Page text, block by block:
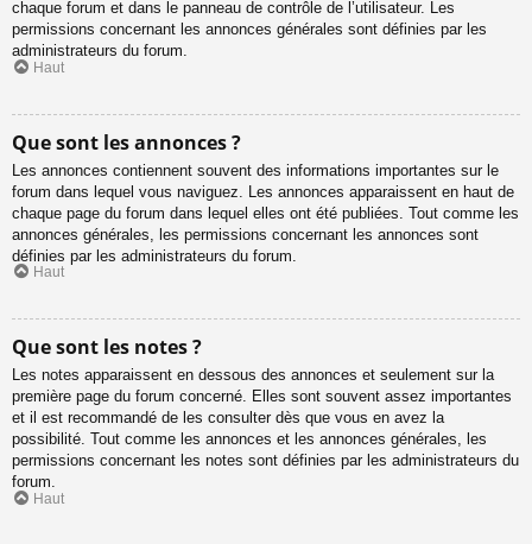
chaque forum et dans le panneau de contrôle de l’utilisateur. Les
permissions concernant les annonces générales sont définies par les
administrateurs du forum.
Haut
Que sont les annonces ?
Les annonces contiennent souvent des informations importantes sur le
forum dans lequel vous naviguez. Les annonces apparaissent en haut de
chaque page du forum dans lequel elles ont été publiées. Tout comme les
annonces générales, les permissions concernant les annonces sont
définies par les administrateurs du forum.
Haut
Que sont les notes ?
Les notes apparaissent en dessous des annonces et seulement sur la
première page du forum concerné. Elles sont souvent assez importantes
et il est recommandé de les consulter dès que vous en avez la
possibilité. Tout comme les annonces et les annonces générales, les
permissions concernant les notes sont définies par les administrateurs du
forum.
Haut